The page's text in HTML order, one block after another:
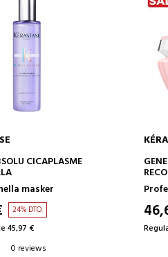
TO CART
CICAPLASME
masker
24% DTO.
45,97 €
0 reviews